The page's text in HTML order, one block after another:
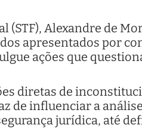
Alexandre de
apresentados por
ações que
diretas de
de influenciar a
jurídica, até